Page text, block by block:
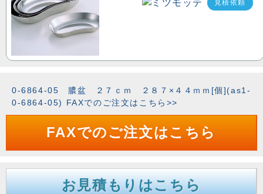
見積依頼
0-6864-05 膿盆 ２７ｃｍ ２８７×４４ｍｍ[個](as1-
0-6864-05) FAXでのご注文はこちら>>
FAXでのご注文はこちら
お見積もりはこちら